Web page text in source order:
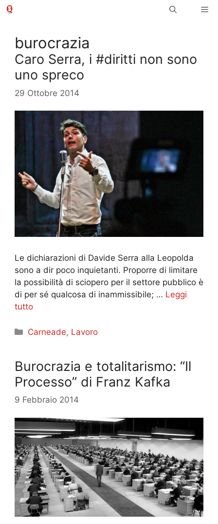
Vai
burocrazia
Caro Serra, i #diritti non sono
uno spreco
29 Ottobre 2014
Le dichiarazioni di Davide Serra alla Leopolda
sono a dir poco inquietanti. Proporre di limitare
la possibilità di sciopero per il settore pubblico è
di per sé qualcosa di inammissibile; … Leggi
tutto
Categorie
Carneade, Lavoro
Burocrazia e totalitarismo: “Il
Processo” di Franz Kafka
9 Febbraio 2014